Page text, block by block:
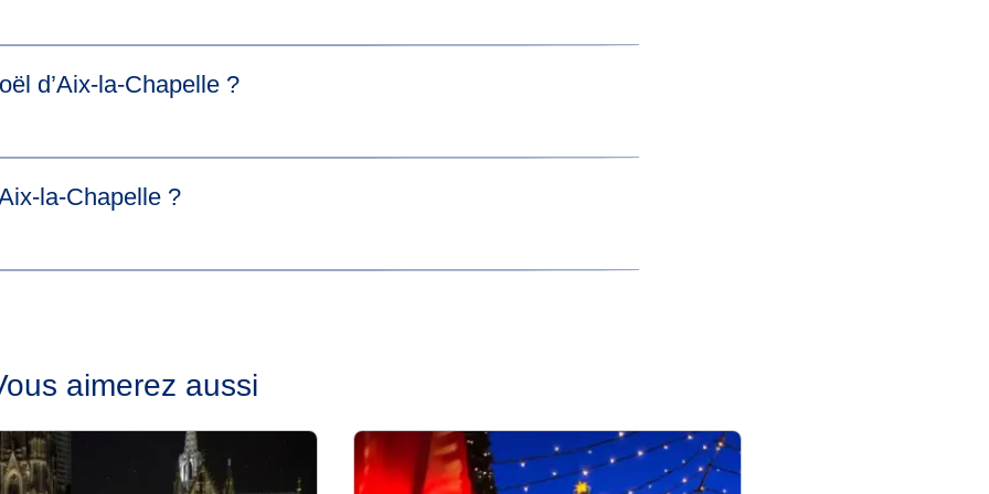
d’Aix-la-Chapelle ?
la-Chapelle ?
aimerez aussi